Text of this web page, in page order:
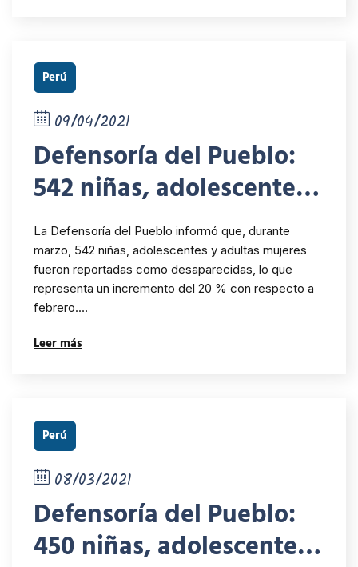
Perú
09/04/2021
Defensoría del Pueblo:
542 niñas, adolescentes
y mujeres fueron
reportadas como
desaparecidas en el mes
de marzo
La Defensoría del Pueblo informó que, durante
marzo, 542 niñas, adolescentes y adultas mujeres
fueron reportadas como desaparecidas, lo que
representa un incremento del 20 % con respecto a
febrero.…
Leer más
Perú
08/03/2021
Defensoría del Pueblo:
450 niñas, adolescentes